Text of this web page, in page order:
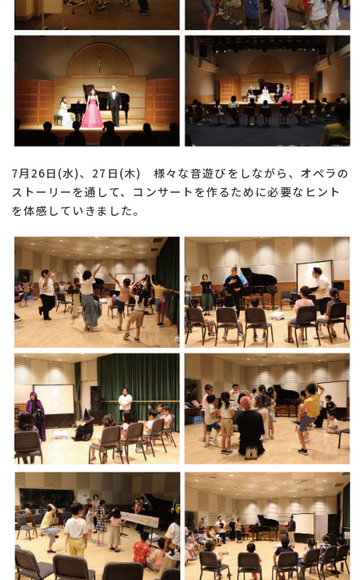
7月26日(水)、27日(木) 様々な音遊びをしながら、オペラの
ストーリーを通して、コンサートを作るために必要なヒント
を体感していきました。